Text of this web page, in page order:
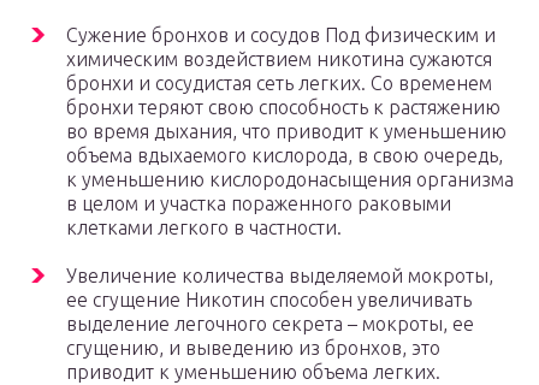
Сужение бронхов и сосудов Под физическим и
химическим воздействием никотина сужаются
бронхи и сосудистая сеть легких. Со временем
бронхи теряют свою способность к растяжению
во время дыхания, что приводит к уменьшению
объема вдыхаемого кислорода, в свою очередь,
к уменьшению кислородонасыщения организма
в целом и участка пораженного раковыми
клетками легкого в частности.
Увеличение количества выделяемой мокроты,
ее сгущение Никотин способен увеличивать
выделение легочного секрета – мокроты, ее
сгущению, и выведению из бронхов, это
приводит к уменьшению объема легких.